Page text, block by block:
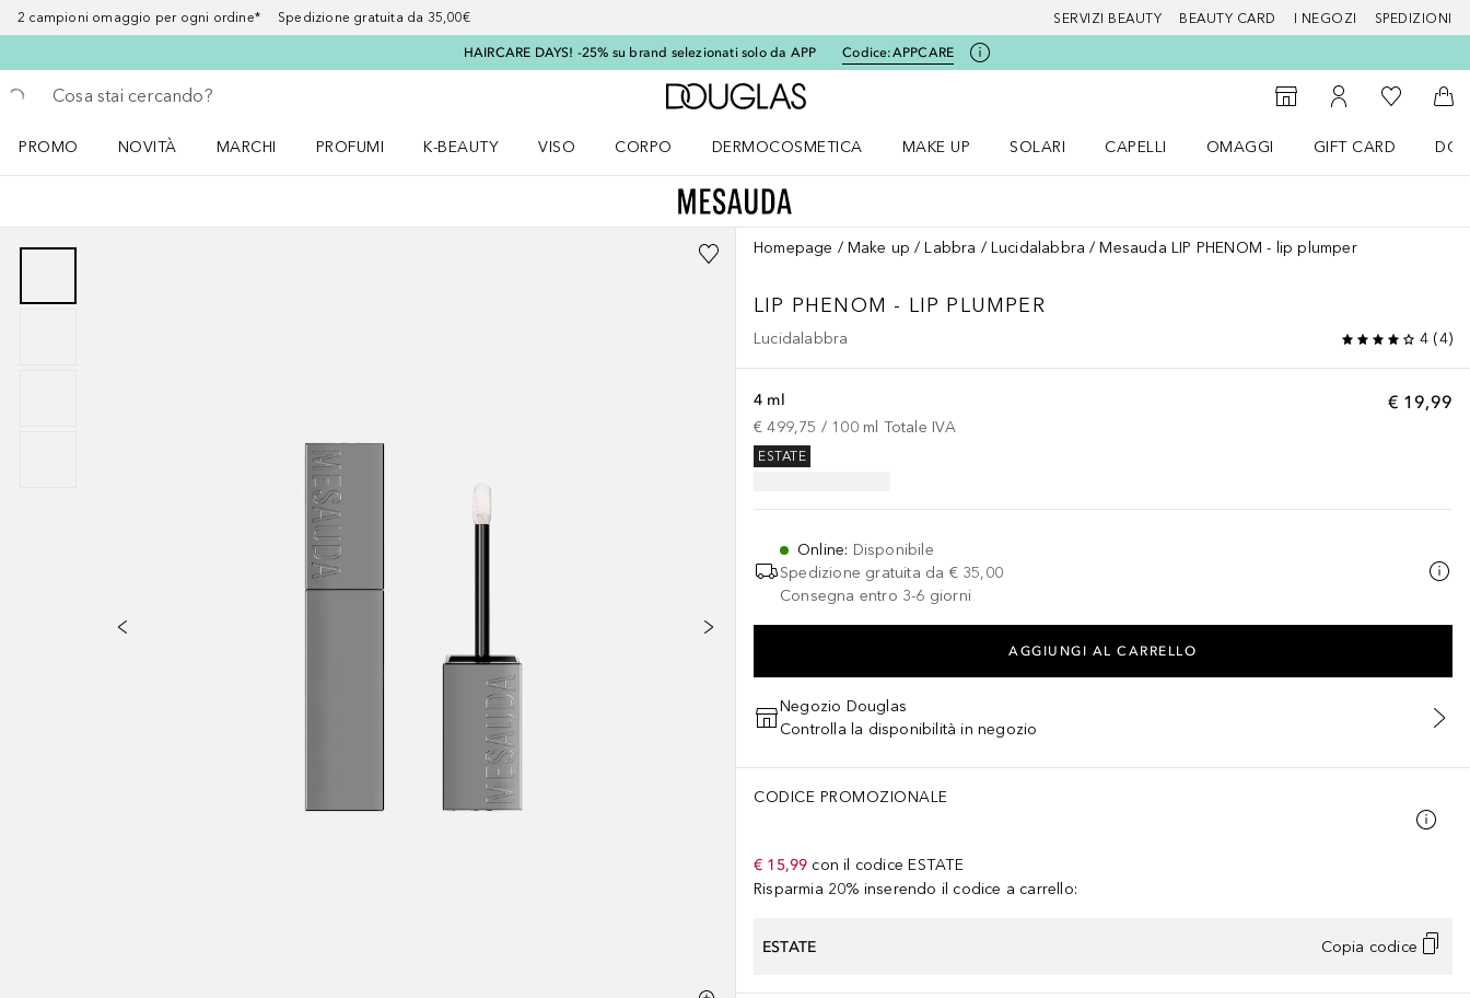
2 campioni omaggio per ogni ordine* Spedizione gratuita da 35,00€ SERVIZI BEAUTY BEAUTY CARD I NEGOZI SPEDIZIONI
HAIRCARE DAYS! -25% su brand selezionati solo da APP Codice:APPCARE
Torna indietro
Esegui ricerca
A Douglas Home
StorefinderAl Mio Account
Alla Mia
Al
PROMO
NOVITÀ
MARCHI
PROFUMI
K-BEAUTY
VISO
CORPO
DERMOCOSMETICA
MAKE UP
SOLARI
CAPELLI
OMAGGI
GIFT CARD
Homepage Make up Labbra Lucidalabbra Mesauda LIP PHENOM - lip plumper
LIP PHENOM - LIP PLUMPER
Lucidalabbra 4 (4)
€ 19,99
4 ml
€ 499,75 / 100 ml Totale IVA
ESTATE
Online: Disponibile
Spedizione gratuita da € 35,00
Consegna entro 3-6 giorni
AGGIUNGI AL CARRELLO
Negozio Douglas
Controlla la disponibilità in negozio
CODICE PROMOZIONALE
€ 15,99 con il codice ESTATE
Risparmia 20% inserendo il codice a carrello:
ESTATE Copia codice